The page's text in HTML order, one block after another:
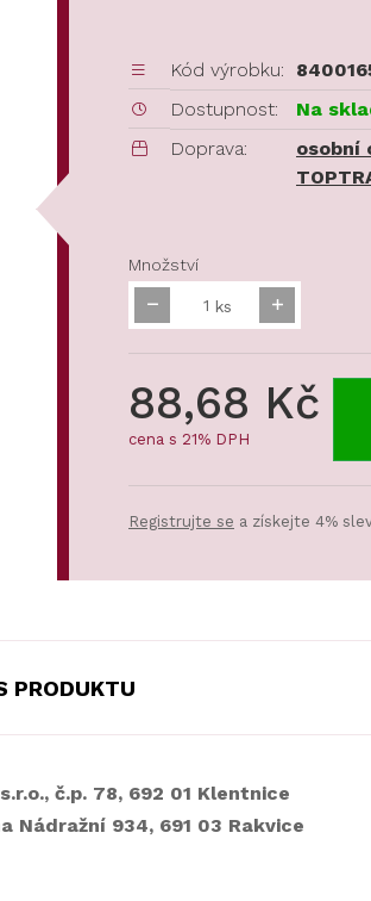
Kód výrobku:
Dostupnost:
Na
Doprava:
osobní
Množství
ks
88,68 Kč
cena s 21% DPH
Registrujte se a získejte 4%
PRODUKTU
s.r.o., č.p. 78, 692 01 Klentnice
Nádražní 934, 691 03 Rakvice